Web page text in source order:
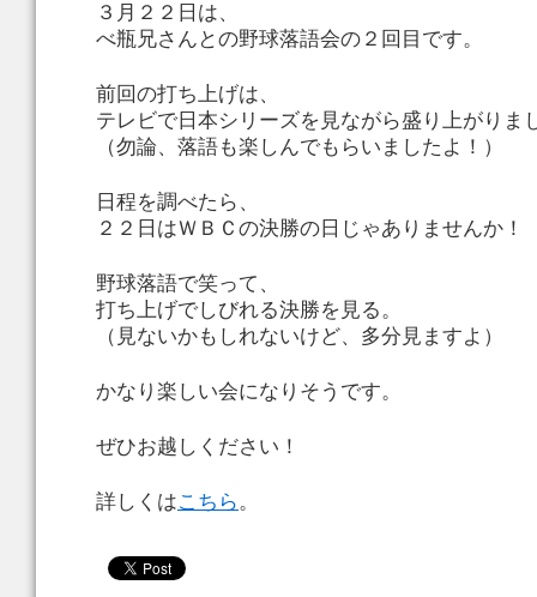
３月２２日は、
べ瓶兄さんとの野球落語会の２回目です。
前回の打ち上げは、
テレビで日本シリーズを見ながら盛り上がりま
（勿論、落語も楽しんでもらいましたよ！）
日程を調べたら、
２２日はＷＢＣの決勝の日じゃありませんか！
野球落語で笑って、
打ち上げでしびれる決勝を見る。
（見ないかもしれないけど、多分見ますよ）
かなり楽しい会になりそうです。
ぜひお越しください！
詳しくはこちら。